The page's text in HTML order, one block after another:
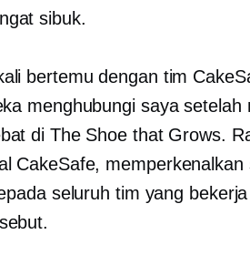
sibuk.
bertemu dengan tim
menghubungi saya setelah
di The Shoe that Grows.
CakeSafe,
seluruh tim yang